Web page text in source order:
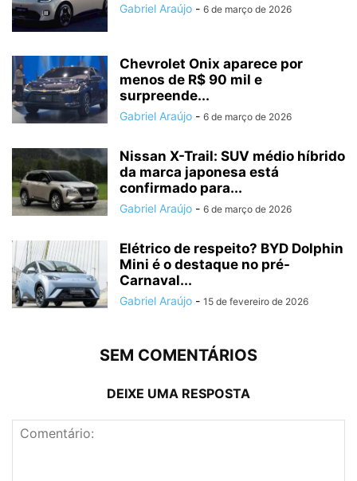
Gabriel Araújo - 6 de março de 2026
Chevrolet Onix aparece por
menos de R$ 90 mil e
surpreende...
Gabriel Araújo - 6 de março de 2026
Nissan X-Trail: SUV médio híbrido
da marca japonesa está
confirmado para...
Gabriel Araújo - 6 de março de 2026
Elétrico de respeito? BYD Dolphin
Mini é o destaque no pré-
Carnaval...
Gabriel Araújo - 15 de fevereiro de 2026
SEM COMENTÁRIOS
DEIXE UMA RESPOSTA